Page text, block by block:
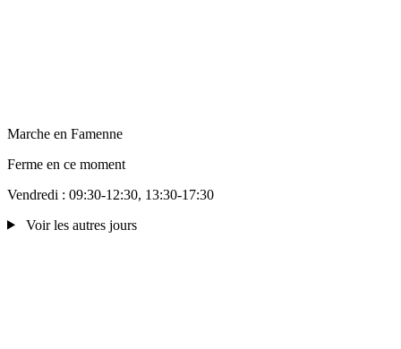
Marche en Famenne
Ferme en ce moment
Vendredi : 09:30-12:30, 13:30-17:30
Voir les autres jours